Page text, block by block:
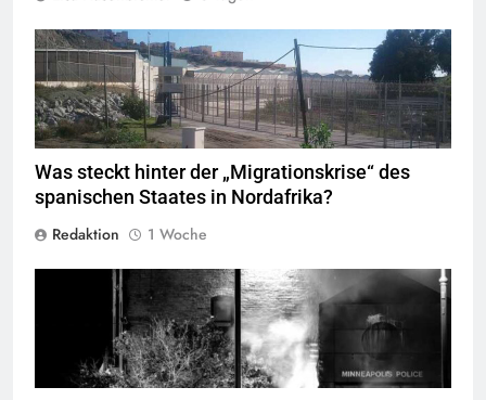
Valla de la Frontera zwischen Ceuta und Marokko.Quelle©
Xemenendura, CA-
BY-SA-3.0
Was steckt hinter der „Migrationskrise“ des
spanischen Staates in Nordafrika?
Redaktion
1 Woche
George Floyd Aufstand © Chad Davis.jpg